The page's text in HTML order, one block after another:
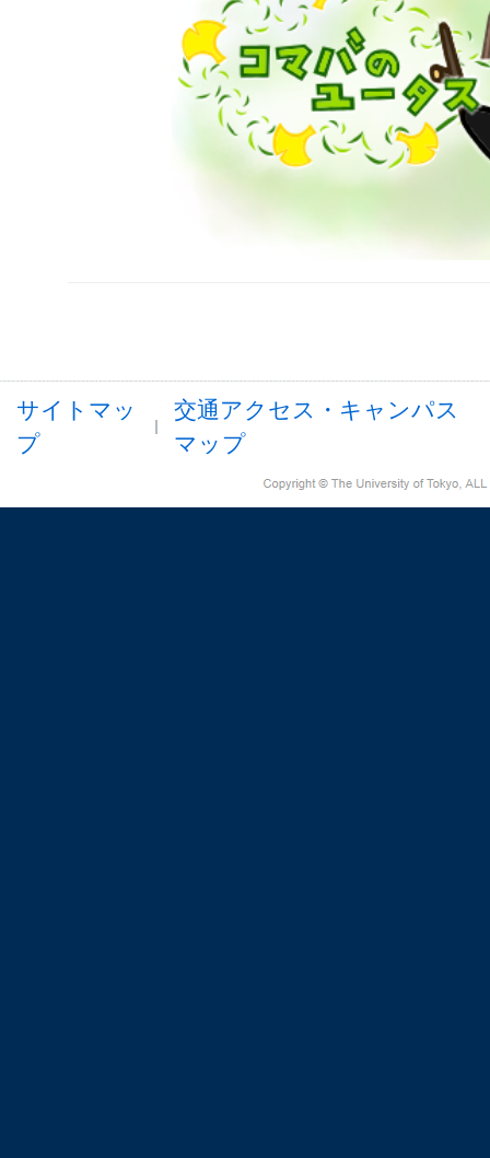
サイトマッ
プ
交通アクセス・キャンパス
マップ